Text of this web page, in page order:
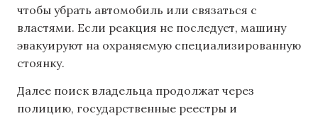
чтобы убрать автомобиль или связаться с
властями. Если реакция не последует, машину
эвакуируют на охраняемую специализированную
стоянку.
Далее поиск владельца продолжат через
полицию, государственные реестры и